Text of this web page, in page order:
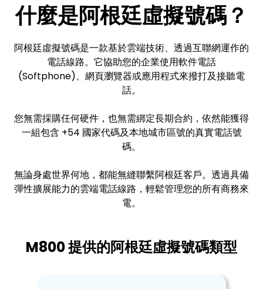
什麼是阿根廷虛擬號碼？
阿根廷虛擬號碼是一款基於雲端技術、透過互聯網運作的
電話線路。它協助您的企業使用軟件電話
(Softphone)、網頁瀏覽器或應用程式來撥打及接聽電
話。
您無需採購任何硬件，也無需綁定長期合約，依然能獲得
一組包含 +54 國家代碼及本地城市區號的真實電話號
碼。
無論身處世界何地，都能無縫聯繫阿根廷客戶。透過具備
彈性擴展能力的雲端電話線路，輕鬆管理您的所有商務來
電。
M800 提供的阿根廷虛擬號碼類型